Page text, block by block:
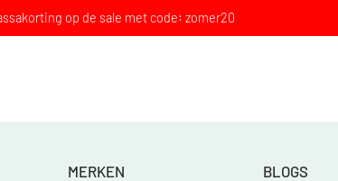
op de sale met code: zomer20
MERKEN BLOGS